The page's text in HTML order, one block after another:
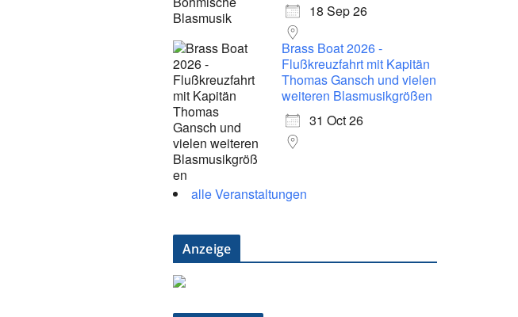
18 Sep 26
Brass Boat 2026 -
Flußkreuzfahrt mit Kapitän
Thomas Gansch und vielen
weiteren Blasmusikgrößen
31 Oct 26
alle Veranstaltungen
Anzeige